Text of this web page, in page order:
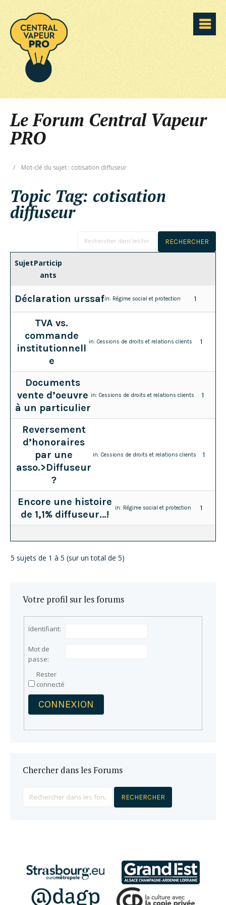
Le Forum Central Vapeur
PRO
/ Mot-clé du sujet : cotisation diffuseur
Topic Tag: cotisation
diffuseur
SujetParticip
ants
Déclaration urssafin: Régime social et protection 1
TVA vs.
commande
institutionnell
e
in: Cessions de droits et relations clients 1
Documents
vente d’oeuvre
à un particulier
in:Cessions de droits et relations clients 1
Reversement
d’honoraires
par une
asso.>Diffuseur
?
in:Cessions de droits et relations clients 1
Encore une histoire
de 1,1% diffuseur…!
in: Régime social et protection 1
5 sujets de 1 à 5 (sur un total de 5)
Votre profil sur les forums
Identifiant:
Mot de
passe:
Rester
connecté
CONNEXION
Chercher dans les Forums